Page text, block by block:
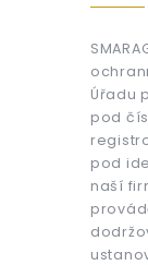
Úřadu
pod
pod
naší